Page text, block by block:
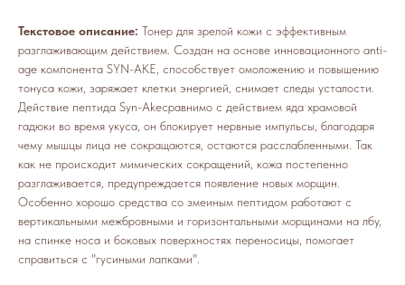
Текстовое описание: Тонер для зрелой кожи с эффективным
разглаживающим действием. Создан на основе инновационного anti-
age компонента SYN-AKE, способствует омоложению и повышению
тонуса кожи, заряжает клетки энергией, снимает следы усталости.
Действие пептида Syn-Akeсравнимо с действием яда храмовой
гадюки во время укуса, он блокирует нервные импульсы, благодаря
чему мышцы лица не сокращаются, остаются расслабленными. Так
как не происходит мимических сокращений, кожа постепенно
разглаживается, предупреждается появление новых морщин.
Особенно хорошо средства со змеиным пептидом работают с
вертикальными межбровными и горизонтальными морщинами на лбу,
на спинке носа и боковых поверхностях переносицы, помогает
справиться с "гусиными лапками".